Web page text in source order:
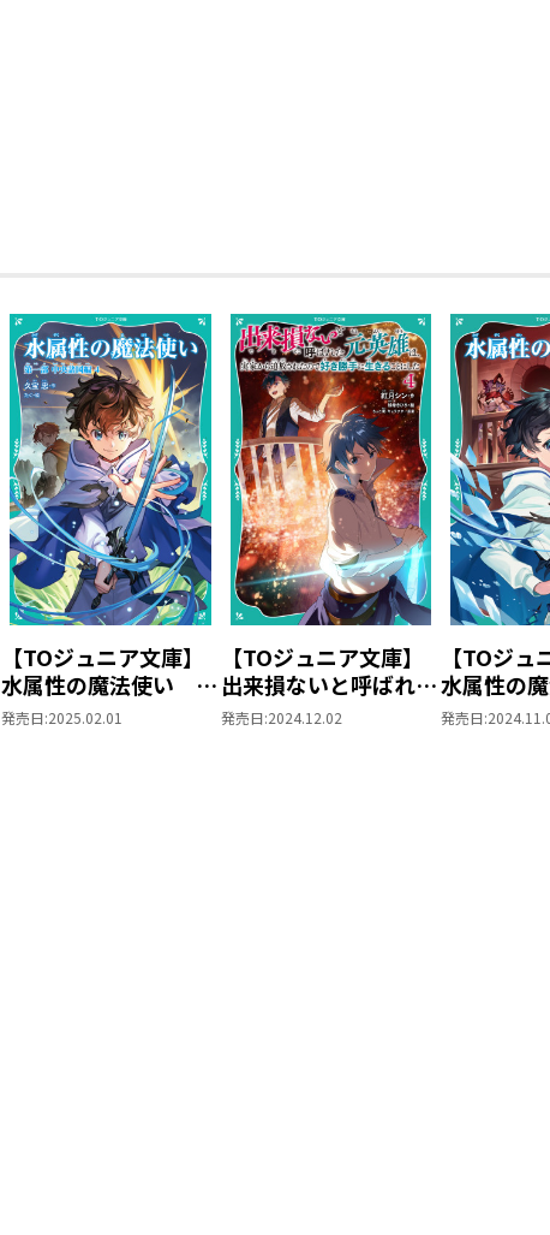
【TOジュニア文庫】
水属性の魔法使い 第
一部 中央諸国編4
発売日:2025.02.01
【TOジュニア文庫】
出来損ないと呼ばれた
元英雄は、実家から追
発売日:2024.12.02
【TOジュ
水属性の
一部 中央
発売日: